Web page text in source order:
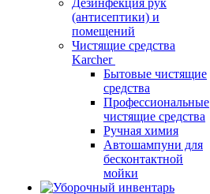
Дезинфекция рук
(антисептики) и
помещений
Чистящие средства
Karcher
Бытовые чистящие
средства
Профессиональные
чистящие средства
Ручная химия
Автошампуни для
бесконтактной
мойки